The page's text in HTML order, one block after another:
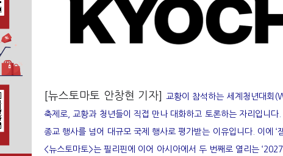
[뉴스토마토 안창현 기자] 교황이 참석하는 세계청년대회
축제로, 교황과 청년들이 직접 만나 대화하고 토론하는 자리입니
종교 행사를 넘어 대규모 국제 행사로 평가받는 이유입니다. 이에
<뉴스토마토>는 필리핀에 이어 아시아에서 두 번째로 열리는